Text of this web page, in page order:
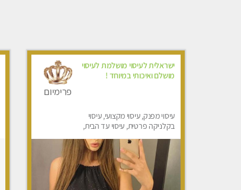
ישראלית לעיסוי מושלמת לעיסוי
מושלם ואיכותי במיוחד !
עיסוי מפנק, עיסוי מקצועי, עיסוי
בקלניקה פרטית, עיסוי עד הבית,
פרימיום